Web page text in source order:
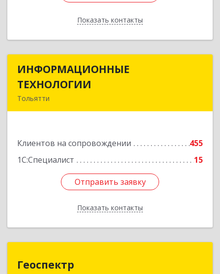
Показать контакты
Назад
ИНФОРМАЦИОННЫЕ
ТЕХНОЛОГИИ
Тольятти
Клиентов на сопровождении
455
1С:Специалист
15
Отправить заявку
Показать контакты
ИНФОРМАЦИОННЫЕ
Подробнее
Отправить заявку
Назад
Геоспектр